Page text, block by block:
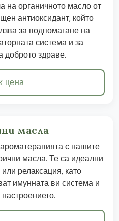
на органичното масло от
антиоксидант, който
за подпомагане на
система и за
доброто здраве.
цена
масла
с нашите
масла. Те са идеални
релаксация, като
имунната ви система и